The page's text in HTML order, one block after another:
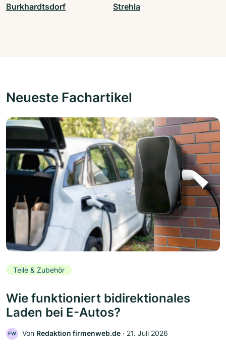
Burkhardtsdorf Strehla
Neueste Fachartikel
Teile & Zubehör
Wie funktioniert bidirektionales
Laden bei E-Autos?
FW Von Redaktion firmenweb.de ‧ 21. Juli 2026